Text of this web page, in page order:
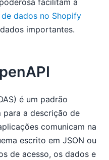
dados no Shopify
importantes.
é um padrão
para a descrição de
comunicam na
escrito em JSON ou
de acesso, os dados e